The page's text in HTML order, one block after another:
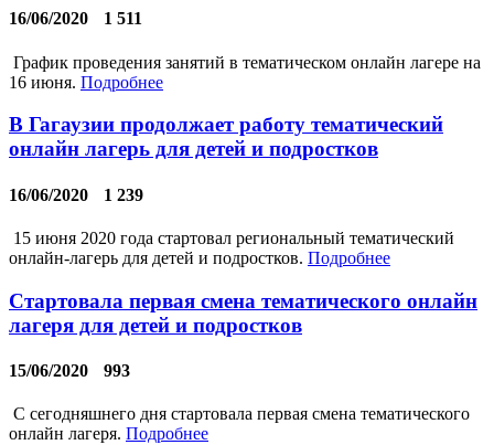
16/06/2020 1 511
График проведения занятий в тематическом онлайн лагере на
16 июня. Подробнее
В Гагаузии продолжает работу тематический
онлайн лагерь для детей и подростков
16/06/2020 1 239
15 июня 2020 года стартовал региональный тематический
онлайн-лагерь для детей и подростков. Подробнее
Стартовала первая смена тематического онлайн
лагеря для детей и подростков
15/06/2020 993
С сегодняшнего дня стартовала первая смена тематического
онлайн лагеря. Подробнее